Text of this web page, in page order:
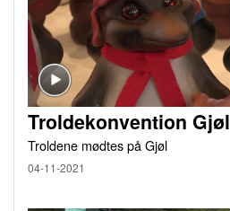
Troldekonvention Gjøl
Troldene mødtes på Gjøl
04-11-2021